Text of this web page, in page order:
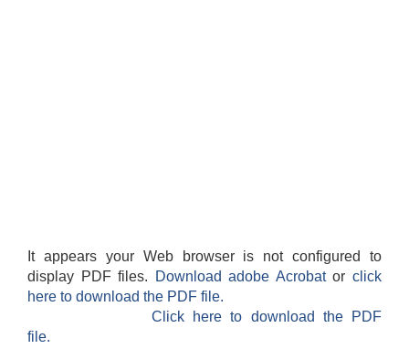
It appears your Web browser is not configured to
display PDF files.
Download adobe Acrobatorclick
here to download the PDF file.
Click here to download the PDF
file.